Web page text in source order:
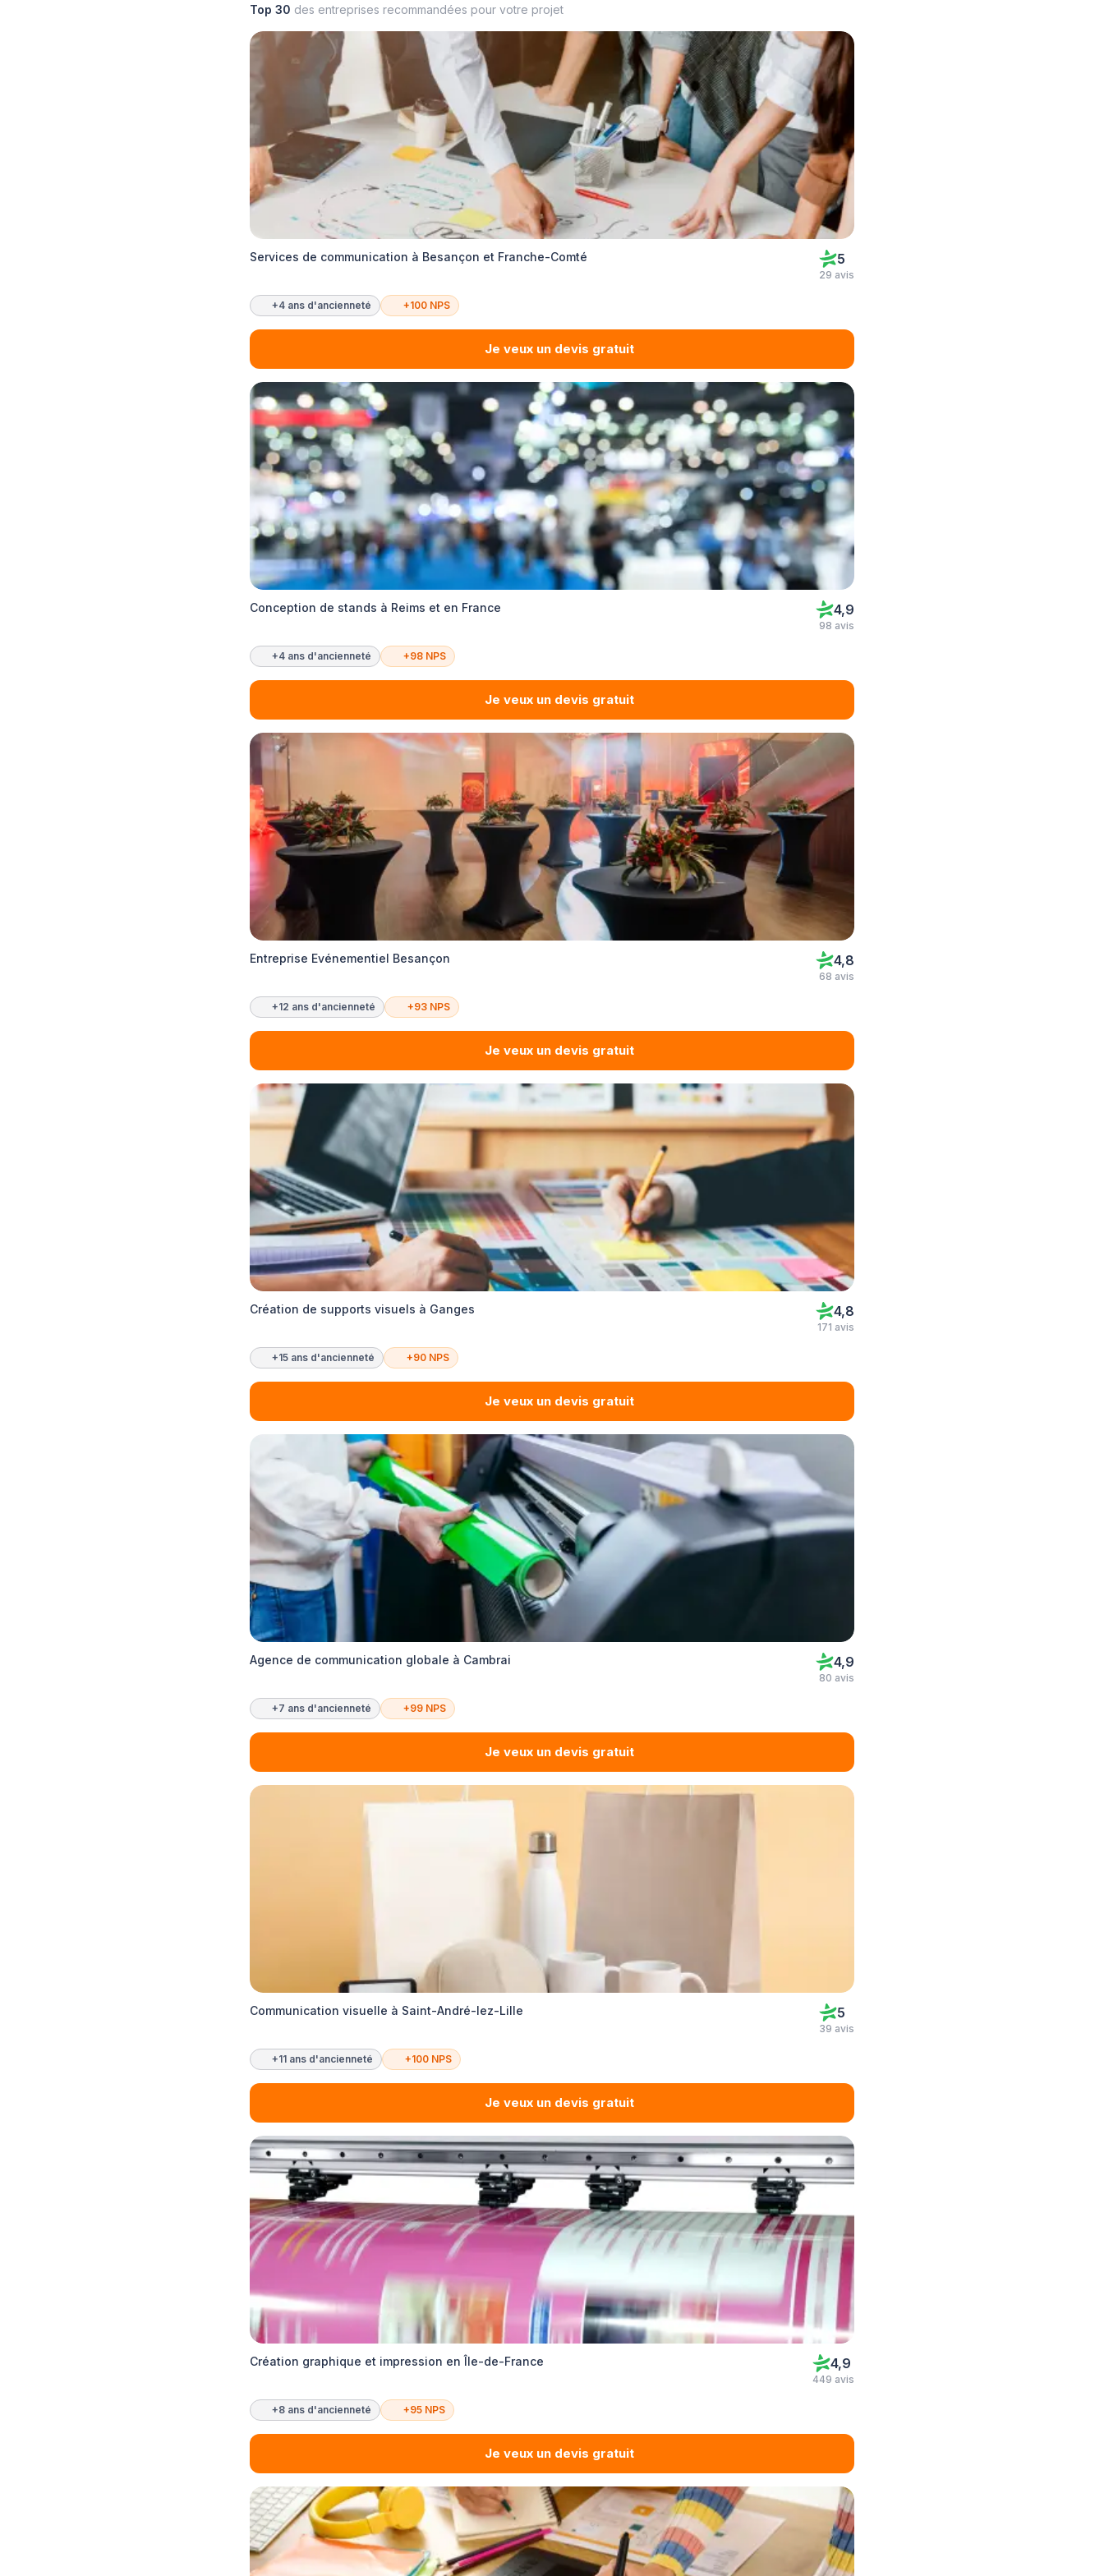
Top 30 des entreprises recommandées pour votre projet
Services de communication à Besançon et Franche-Comté 5
29 avis
+4 ans d'ancienneté +100 NPS
Je veux un devis gratuit
Conception de stands à Reims et en France 4,9
98 avis
+4 ans d'ancienneté +98 NPS
Je veux un devis gratuit
Entreprise Evénementiel Besançon 4,8
68 avis
+12 ans d'ancienneté +93 NPS
Je veux un devis gratuit
Création de supports visuels à Ganges 4,8
171 avis
+15 ans d'ancienneté +90 NPS
Je veux un devis gratuit
Agence de communication globale à Cambrai 4,9
80 avis
+7 ans d'ancienneté +99 NPS
Je veux un devis gratuit
Communication visuelle à Saint-André-lez-Lille 5
39 avis
+11 ans d'ancienneté +100 NPS
Je veux un devis gratuit
Création graphique et impression en Île-de-France 4,9
449 avis
+8 ans d'ancienneté +95 NPS
Je veux un devis gratuit